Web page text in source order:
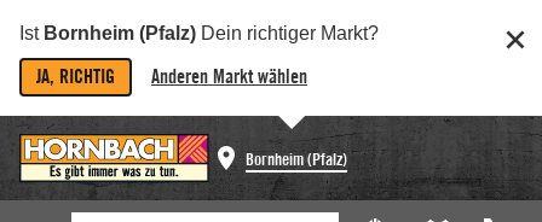
Ist Bornheim (Pfalz) Dein richtiger Markt?
JA, RICHTIG Anderen Markt wählen
Bornheim (Pfalz)